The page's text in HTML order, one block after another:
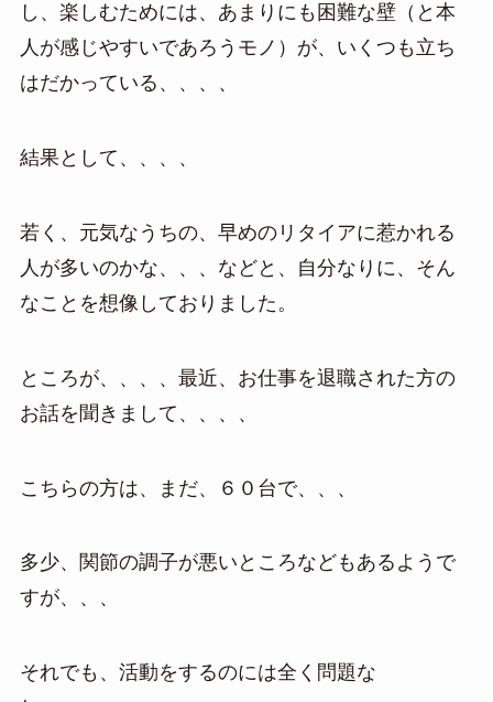
し、楽しむためには、あまりにも困難な壁（と本
人が感じやすいであろうモノ）が、いくつも立ち
はだかっている、、、、
結果として、、、、
若く、元気なうちの、早めのリタイアに惹かれる
人が多いのかな、、、などと、自分なりに、そん
なことを想像しておりました。
ところが、、、、最近、お仕事を退職された方の
お話を聞きまして、、、、
こちらの方は、まだ、６０台で、、、
多少、関節の調子が悪いところなどもあるようで
すが、、、
それでも、活動をするのには全く問題な